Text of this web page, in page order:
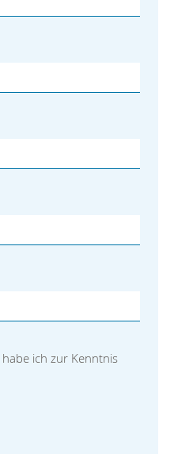
habe ich zur Kenntnis